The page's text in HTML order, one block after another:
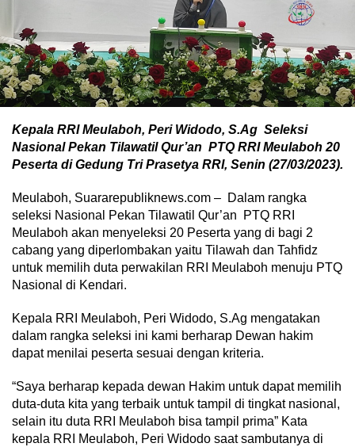
Kepala RRI Meulaboh, Peri Widodo, S.Ag Seleksi
Nasional Pekan Tilawatil Qur’an PTQ RRI Meulaboh 20
Peserta di Gedung Tri Prasetya RRI, Senin (27/03/2023).
Meulaboh, Suararepubliknews.com – Dalam rangka
seleksi Nasional Pekan Tilawatil Qur’an PTQ RRI
Meulaboh akan menyeleksi 20 Peserta yang di bagi 2
cabang yang diperlombakan yaitu Tilawah dan Tahfidz
untuk memilih duta perwakilan RRI Meulaboh menuju PTQ
Nasional di Kendari.
Kepala RRI Meulaboh, Peri Widodo, S.Ag mengatakan
dalam rangka seleksi ini kami berharap Dewan hakim
dapat menilai peserta sesuai dengan kriteria.
“Saya berharap kepada dewan Hakim untuk dapat memilih
duta-duta kita yang terbaik untuk tampil di tingkat nasional,
selain itu duta RRI Meulaboh bisa tampil prima” Kata
kepala RRI Meulaboh, Peri Widodo saat sambutanya di